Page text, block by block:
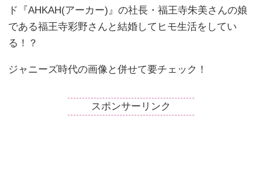
ド『AHKAH(アーカー)』の社長・福王寺朱美さんの娘
である福王寺彩野さんと結婚してヒモ生活をしてい
る！？
ジャニーズ時代の画像と併せて要チェック！
スポンサーリンク